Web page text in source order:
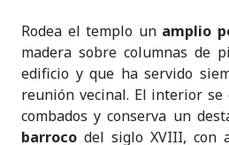
Rodea el templo un amplio
madera sobre columnas de
edificio y que ha servido
reunión vecinal. El interior se
combados y conserva un
barroco del siglo XVIII, con